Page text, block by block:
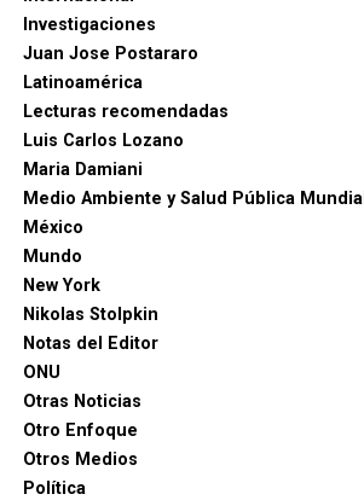
Investigaciones
Juan Jose Postararo
Latinoamérica
Lecturas recomendadas
Luis Carlos Lozano
Maria Damiani
Medio Ambiente y Salud Pública Mundial
México
Mundo
New York
Nikolas Stolpkin
Notas del Editor
ONU
Otras Noticias
Otro Enfoque
Otros Medios
Política